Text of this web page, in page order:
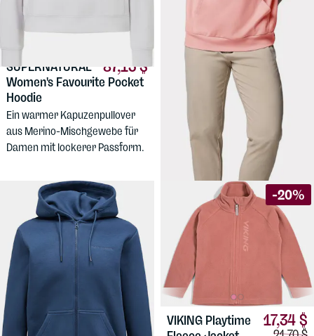
87,13 $
SUPERNATURAL
Women's Favourite Pocket
Hoodie
Ein warmer Kapuzenpullover
aus Merino-Mischgewebe für
Damen mit lockerer Passform.
27,15 $
COLUMBIA
Women's Aldermore
Ein Kapuzenpullover mit
lockerer Passform für Damen
aus Polyester-Baumwolle.
-20%
17,34 $
VIKING Playtime